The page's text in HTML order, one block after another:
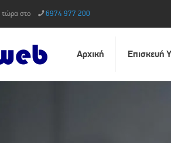
τώρα στο 6974 977 200
Αρχική Επισκευή